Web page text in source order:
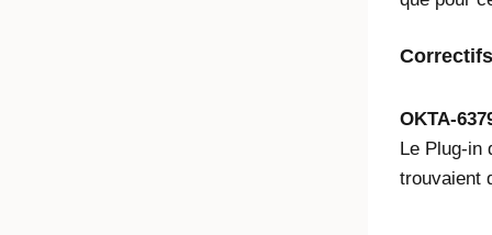
OKTA-
Le Plug-in
trouvaient